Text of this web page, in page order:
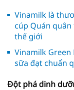
Vinamilk là
cúp Quán
thế giới
Vinamilk
sữa đạt chuẩn
Đột phá dinh